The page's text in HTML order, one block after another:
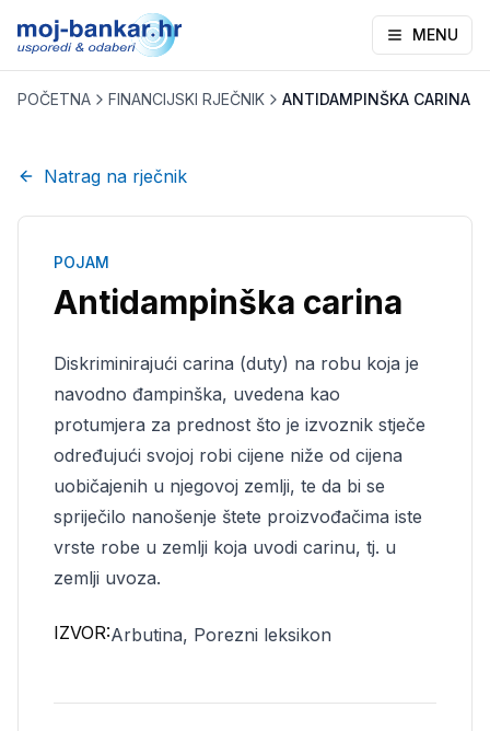
MENU
POČETNA FINANCIJSKI RJEČNIK ANTIDAMPINŠKA CARINA
Natrag na rječnik
POJAM
Antidampinška carina
Diskriminirajući carina (duty) na robu koja je
navodno đampinška, uvedena kao
protumjera za prednost što je izvoznik stječe
određujući svojoj robi cijene niže od cijena
uobičajenih u njegovoj zemlji, te da bi se
spriječilo nanošenje štete proizvođačima iste
vrste robe u zemlji koja uvodi carinu, tj. u
zemlji uvoza.
IZVOR:Arbutina, Porezni leksikon